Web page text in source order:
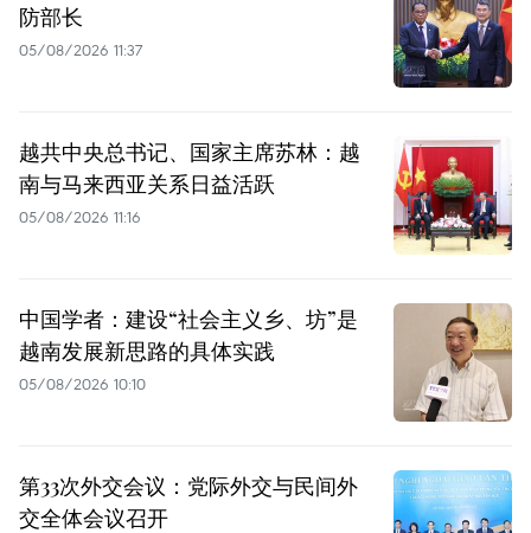
防部长
05/08/2026 11:37
越共中央总书记、国家主席苏林：越
南与马来西亚关系日益活跃
05/08/2026 11:16
中国学者：建设“社会主义乡、坊”是
越南发展新思路的具体实践
05/08/2026 10:10
第33次外交会议：党际外交与民间外
交全体会议召开